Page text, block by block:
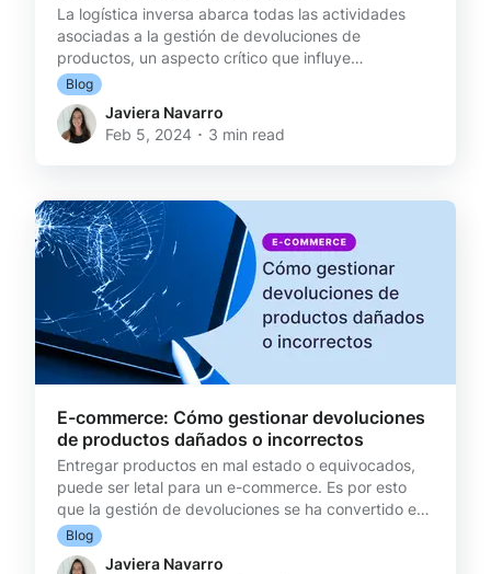
La logística inversa abarca todas las actividades
asociadas a la gestión de devoluciones de
productos, un aspecto crítico que influye
directamente en la percepción del cliente sobre tu
marca. En el ámbito internacional, esta dimensión se
amplifica, ya que implica coordinar procesos
logísticos en distintos países con regulaciones
son fundamentales en los procesos de devolución a
nivel global, ya
Blog
Javiera Navarro
Feb 5, 2024 ･ 3 min read
E-commerce: Cómo gestionar devoluciones
de productos dañados o incorrectos
Entregar productos en mal estado o equivocados,
puede ser letal para un e-commerce. Es por esto
que la gestión de devoluciones se ha convertido en
una pieza clave en el camino para lograr el éxito. Te
damos una guía completa para abarcar estas
Blog
Javiera Navarro